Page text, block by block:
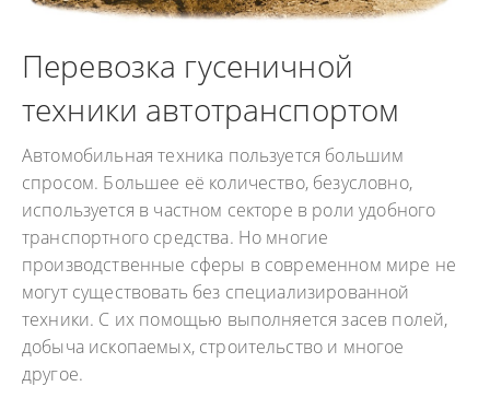
Перевозка гусеничной
техники автотранспортом
Автомобильная техника пользуется большим
спросом. Большее её количество, безусловно,
используется в частном секторе в роли удобного
транспортного средства. Но многие
производственные сферы в современном мире не
могут существовать без специализированной
техники. С их помощью выполняется засев полей,
добыча ископаемых, строительство и многое
другое.